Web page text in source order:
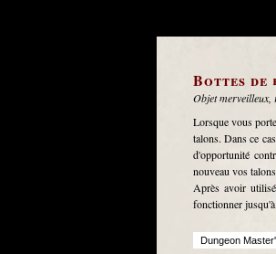
Bottes de
Objet merveilleux,
Lorsque vous
talons. Dans ce
d'opportunité
nouveau vos
Après avoir
fonctionner
Dungeon